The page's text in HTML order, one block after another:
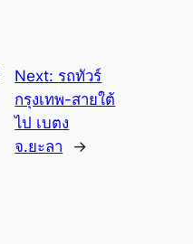
Next: รถทัวร์
กรุงเทพ-สายใต้
ไป เบตง
จ.ยะลา
→